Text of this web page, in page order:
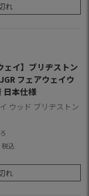
れ
ェイ】ブリヂストン
フェアウェイウ
日本仕様
ウッド ブリヂストン
税込
れ